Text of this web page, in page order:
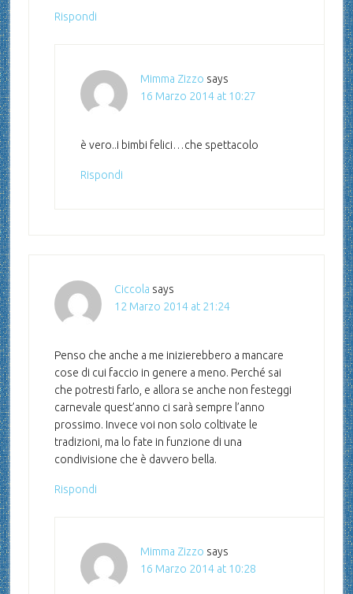
Rispondi
Mimma Zizzo says
16 Marzo 2014 at 10:27
è vero..i bimbi felici…che spettacolo
Rispondi
Ciccola says
12 Marzo 2014 at 21:24
Penso che anche a me inizierebbero a mancare
cose di cui faccio in genere a meno. Perché sai
che potresti farlo, e allora se anche non festeggi
carnevale quest’anno ci sarà sempre l’anno
prossimo. Invece voi non solo coltivate le
tradizioni, ma lo fate in funzione di una
condivisione che è davvero bella.
Rispondi
Mimma Zizzo says
16 Marzo 2014 at 10:28